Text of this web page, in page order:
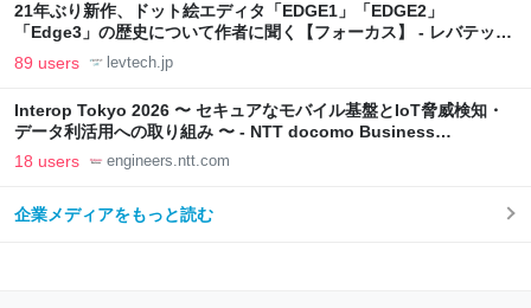
21年ぶり新作、ドット絵エディタ「EDGE1」「EDGE2」
「Edge3」の歴史について作者に聞く【フォーカス】 - レバテック
LAB
89 users levtech.jp
Interop Tokyo 2026 〜 セキュアなモバイル基盤とIoT脅威検知・
データ利活用への取り組み 〜 - NTT docomo Business
Engineers' Blog
18 users engineers.ntt.com
企業メディアをもっと読む